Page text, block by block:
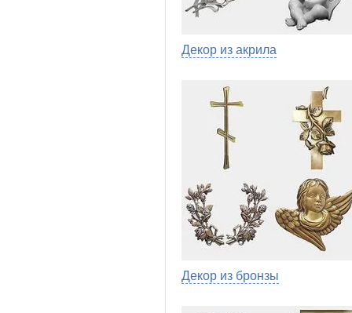
Декор из акрила
Декор из бронзы